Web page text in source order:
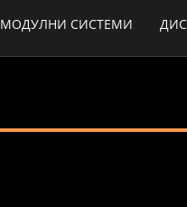
МОДУЛНИ СИСТЕМИ